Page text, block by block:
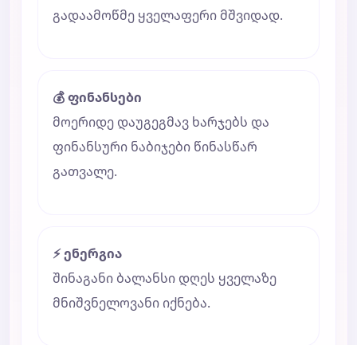
გადაამოწმე ყველაფერი მშვიდად.
💰 ფინანსები
მოერიდე დაუგეგმავ ხარჯებს და
ფინანსური ნაბიჯები წინასწარ
გათვალე.
⚡ ენერგია
შინაგანი ბალანსი დღეს ყველაზე
მნიშვნელოვანი იქნება.